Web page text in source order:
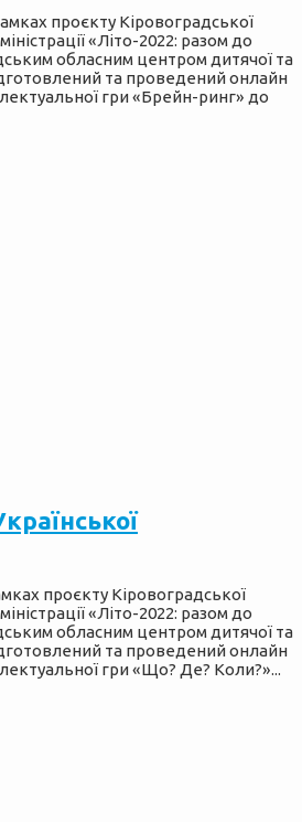
проєкту Кіровоградської
«Літо-2022: разом до
обласним центром дитячої та
та проведений онлайн
гри «Брейн-ринг» до
проєкту Кіровоградської
«Літо-2022: разом до
обласним центром дитячої та
та проведений онлайн
гри «Що? Де? Коли?»...